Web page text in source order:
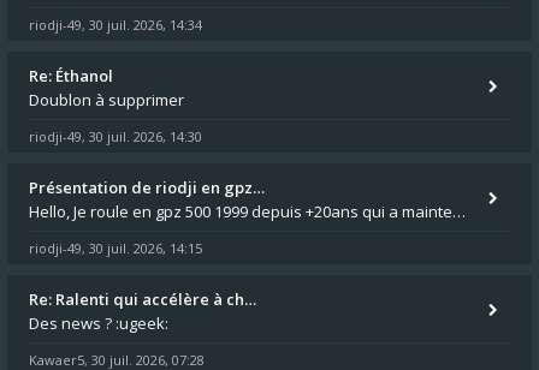
riodji-49, 30 juil. 2026, 14:34
Re: Éthanol
Doublon à supprimer
riodji-49, 30 juil. 2026, 14:30
Présentation de riodji en gpz…
Hello, Je roule en gpz 500 1999 depuis +20ans qui a maintenant passé les 150.000km au compteur. C'est un peu la grande s
riodji-49, 30 juil. 2026, 14:15
Re: Ralenti qui accélère à ch…
Des news ? :ugeek:
Kawaer5, 30 juil. 2026, 07:28